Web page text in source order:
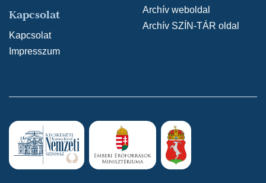
Archív weboldal
Archív SZÍN-TÁR oldal
Kapcsolat
Kapcsolat
Impresszum